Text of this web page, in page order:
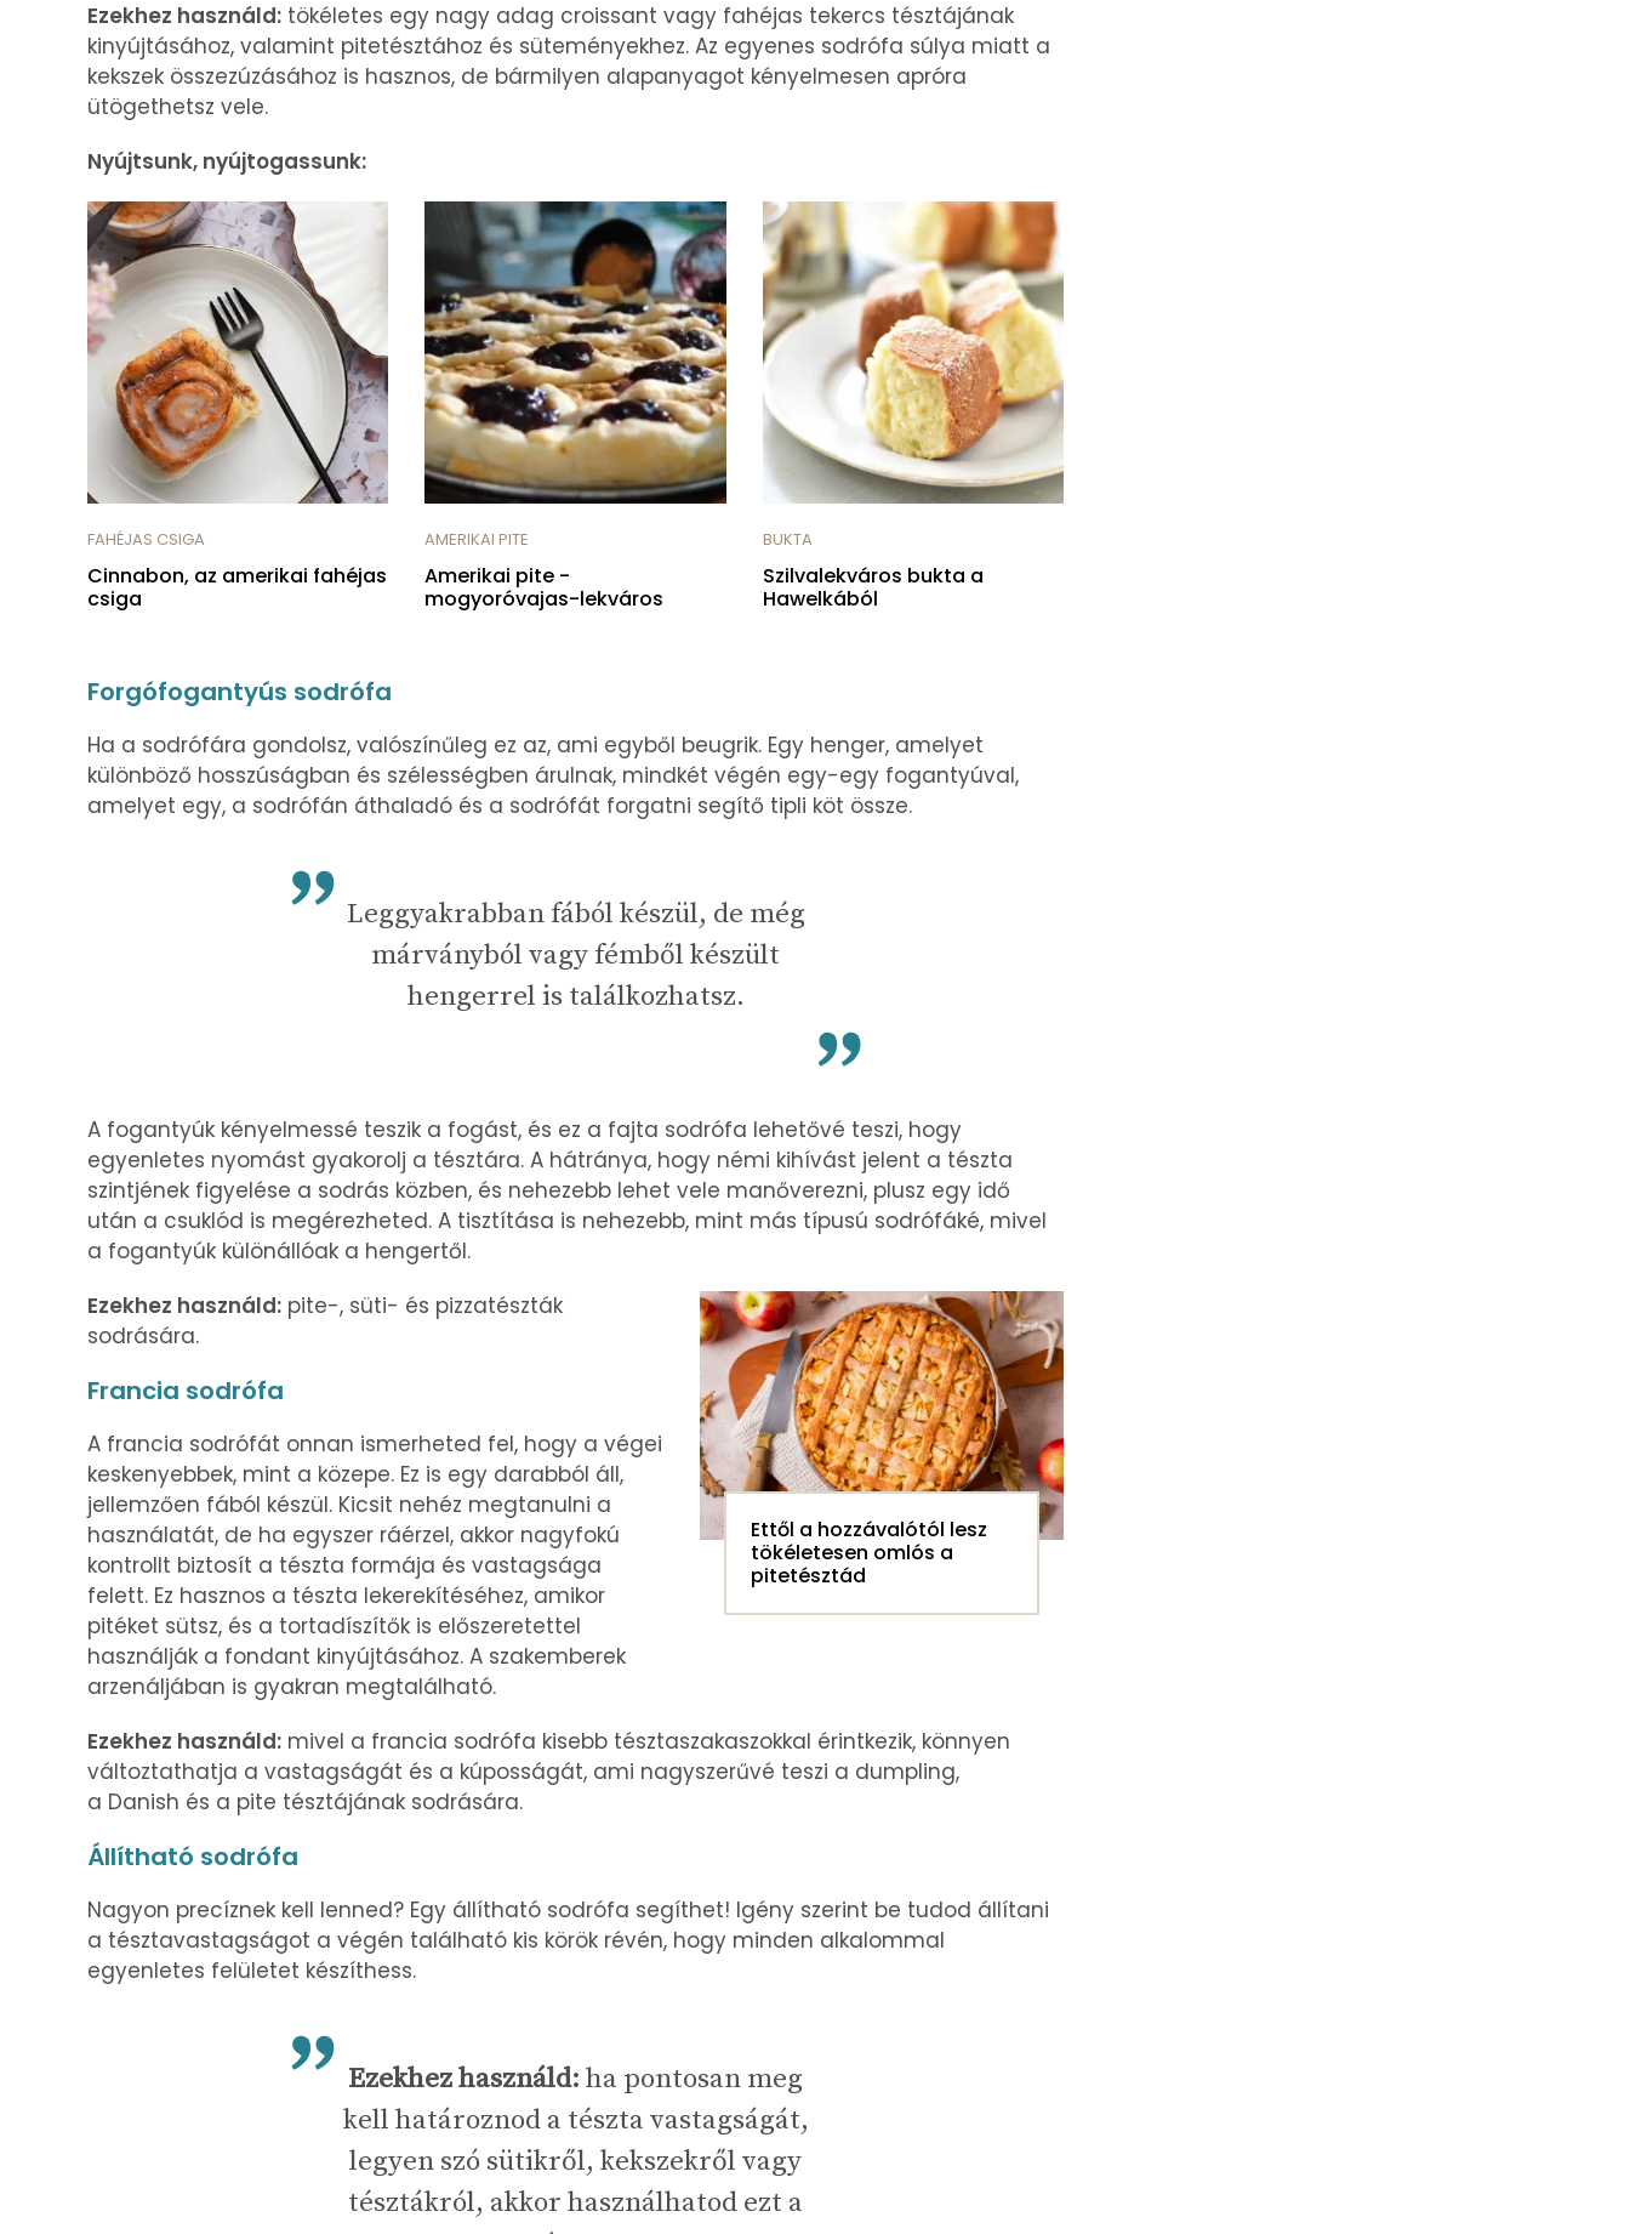
Ezekhez használd: tökéletes egy nagy adag croissant vagy fahéjas tekercs tésztájának
kinyújtásához, valamint pitetésztához és süteményekhez. Az egyenes sodrófa súlya miatt a
kekszek összezúzásához is hasznos, de bármilyen alapanyagot kényelmesen apróra
ütögethetsz vele.
Nyújtsunk, nyújtogassunk:
FAHÉJAS CSIGA
Cinnabon, az amerikai fahéjas
csiga
AMERIKAI PITE
Amerikai pite -
mogyoróvajas-lekváros
BUKTA
Szilvalekváros bukta a
Hawelkából
Forgófogantyús sodrófa
Ha a sodrófára gondolsz, valószínűleg ez az, ami egyből beugrik. Egy henger, amelyet
különböző hosszúságban és szélességben árulnak, mindkét végén egy-egy fogantyúval,
amelyet egy, a sodrófán áthaladó és a sodrófát forgatni segítő tipli köt össze.
Leggyakrabban fából készül, de még
márványból vagy fémből készült
hengerrel is találkozhatsz.
A fogantyúk kényelmessé teszik a fogást, és ez a fajta sodrófa lehetővé teszi, hogy
egyenletes nyomást gyakorolj a tésztára. A hátránya, hogy némi kihívást jelent a tészta
szintjének figyelése a sodrás közben, és nehezebb lehet vele manőverezni, plusz egy idő
után a csuklód is megérezheted. A tisztítása is nehezebb, mint más típusú sodrófáké, mivel
a fogantyúk különállóak a hengertől.
Ettől a hozzávalótól lesz
tökéletesen omlós a
pitetésztád
Ezekhez használd: pite-, süti- és pizzatészták
sodrására.
Francia sodrófa
A francia sodrófát onnan ismerheted fel, hogy a végei
keskenyebbek, mint a közepe. Ez is egy darabból áll,
jellemzően fából készül. Kicsit nehéz megtanulni a
használatát, de ha egyszer ráérzel, akkor nagyfokú
kontrollt biztosít a tészta formája és vastagsága
felett. Ez hasznos a tészta lekerekítéséhez, amikor
pitéket sütsz, és a tortadíszítők is előszeretettel
használják a fondant kinyújtásához. A szakemberek
arzenáljában is gyakran megtalálható.
Ezekhez használd: mivel a francia sodrófa kisebb tésztaszakaszokkal érintkezik, könnyen
változtathatja a vastagságát és a kúposságát, ami nagyszerűvé teszi a dumpling,
a Danish és a pite tésztájának sodrására.
Állítható sodrófa
Nagyon precíznek kell lenned? Egy állítható sodrófa segíthet! Igény szerint be tudod állítani
a tésztavastagságot a végén található kis körök révén, hogy minden alkalommal
egyenletes felületet készíthess.
Ezekhez használd: ha pontosan meg
kell határoznod a tészta vastagságát,
legyen szó sütikről, kekszekről vagy
tésztákról, akkor használhatod ezt a